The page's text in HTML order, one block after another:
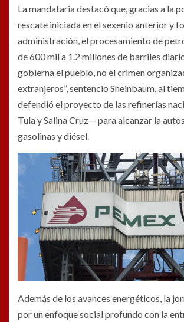
La mandataria destacó que, gracias a la
rescate iniciada en el sexenio anterior y
administración, el procesamiento de
de 600 mil a 1.2 millones de barriles
gobierna el pueblo, no el crimen
extranjeros”, sentenció Sheinbaum, al
defendió el proyecto de las refinerías
Tula y Salina Cruz— para alcanzar la
gasolinas y diésel.
Además de los avances energéticos, la
por un enfoque social profundo con la